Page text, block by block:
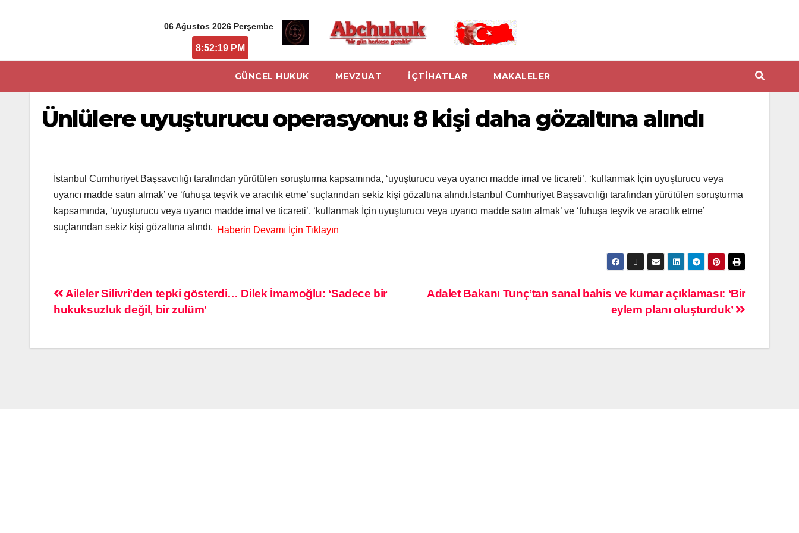
06 Ağustos 2026 Perşembe
8:52:20 PM
GÜNCEL HUKUK MEVZUAT İÇTİHATLAR MAKALELER
Ünlülere uyuşturucu operasyonu: 8 kişi daha gözaltına alındı
İstanbul Cumhuriyet Başsavcılığı tarafından yürütülen soruşturma kapsamında, ‘uyuşturucu veya uyarıcı madde imal ve ticareti’, ‘kullanmak İçin uyuşturucu veya
uyarıcı madde satın almak’ ve ‘fuhuşa teşvik ve aracılık etme’ suçlarından sekiz kişi gözaltına alındı.İstanbul Cumhuriyet Başsavcılığı tarafından yürütülen soruşturma
kapsamında, ‘uyuşturucu veya uyarıcı madde imal ve ticareti’, ‘kullanmak İçin uyuşturucu veya uyarıcı madde satın almak’ ve ‘fuhuşa teşvik ve aracılık etme’
suçlarından sekiz kişi gözaltına alındı.
Adalet Bakanı Tunç’tan sanal bahis ve kumar açıklaması: ‘Bir
eylem planı oluşturduk’
Aileler Silivri’den tepki gösterdi… Dilek İmamoğlu: ‘Sadece bir
hukuksuzluk değil, bir zulüm’